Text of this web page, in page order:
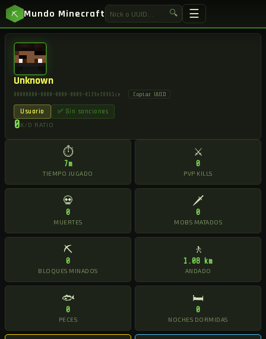
⛏ Mundo Minecraft 🔍 ☰
Unknown
00000000-0000-0000-0009-01f9ef8961ce Copiar UUID
Usuario ✅ Sin sanciones
0K/D RATIO
⏱
7m
TIEMPO JUGADO
⚔
0
PVP KILLS
💀
0
MUERTES
🗡
0
MOBS MATADOS
⛏
0
BLOQUES MINADOS
🚶
1.08 km
ANDADO
🐟
0
PECES
🛏
0
NOCHES DORMIDAS